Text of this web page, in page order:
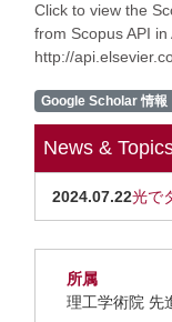
Click to view the
from Scopus API
http://
Google Scholar 情報
News &
2024.07.22光で
所属
理工学術院 先